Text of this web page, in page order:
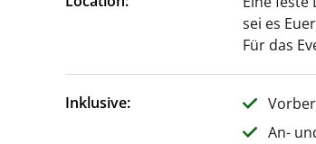
sei es
Für das
Inklusive:
An-